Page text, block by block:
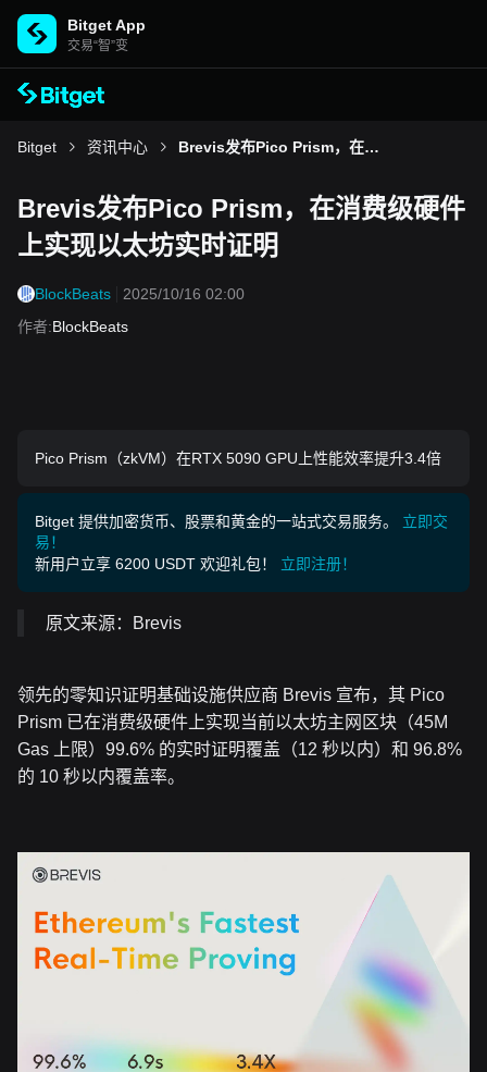
Bitget App
交易“智”变
Bitget 资讯中心 Brevis发布Pico Prism，在消费级硬件上实现以太坊实时证明
Brevis发布Pico Prism，在消费级硬件
上实现以太坊实时证明
BlockBeats
2025/10/16 02:00
作者:BlockBeats
Pico Prism（zkVM）在RTX 5090 GPU上性能效率提升3.4倍
Bitget 提供加密货币、股票和黄金的一站式交易服务。
立即交
易！
新用户立享 6200 USDT 欢迎礼包！
立即注册！
原文来源：Brevis
领先的零知识证明基础设施供应商 Brevis 宣布，其 Pico
Prism 已在消费级硬件上实现当前以太坊主网区块（45M
Gas 上限）99.6% 的实时证明覆盖（12 秒以内）和 96.8%
的 10 秒以内覆盖率。